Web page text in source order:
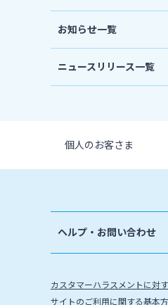
お知らせ一覧
ニュースリリース一覧
個人のお客さま
ヘルプ・お問い合わせ
カスタマーハラスメントに対
サイトのご利用に関する基本